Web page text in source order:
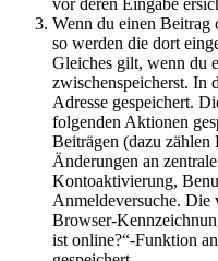
vor deren Eingabe
Wenn du einen Beitrag
so werden die dort
Gleiches gilt, wenn du
zwischenspeicherst. In
Adresse gespeichert.
folgenden Aktionen
Beiträgen (dazu
Änderungen an
Kontoaktivierung,
Anmeldeversuche. Die
Browser-
ist online?“-Funktion